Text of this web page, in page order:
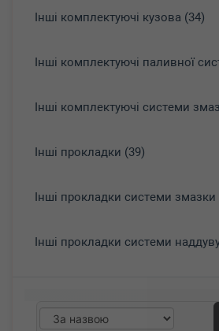
Інші комплектуючі кузова (34)
Інші комплектуючі паливної
Інші комплектуючі системи
Інші прокладки (39)
Інші прокладки системи змазки
Інші прокладки системи